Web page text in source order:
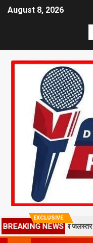
August 8, 2026
EXCLUSIVE
BREAKING NEWS
का जलस्तर खतरे से नीचे लेकिन